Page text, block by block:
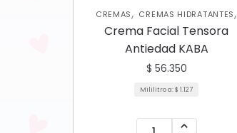
CREMAS, CREMAS HIDRATANTES,
HIDRATANTES,NUEVA COLECCIÓN
Crema Facial Tensora
Antiedad KABA
$ 56.350
Mililitro a:$ 1.127